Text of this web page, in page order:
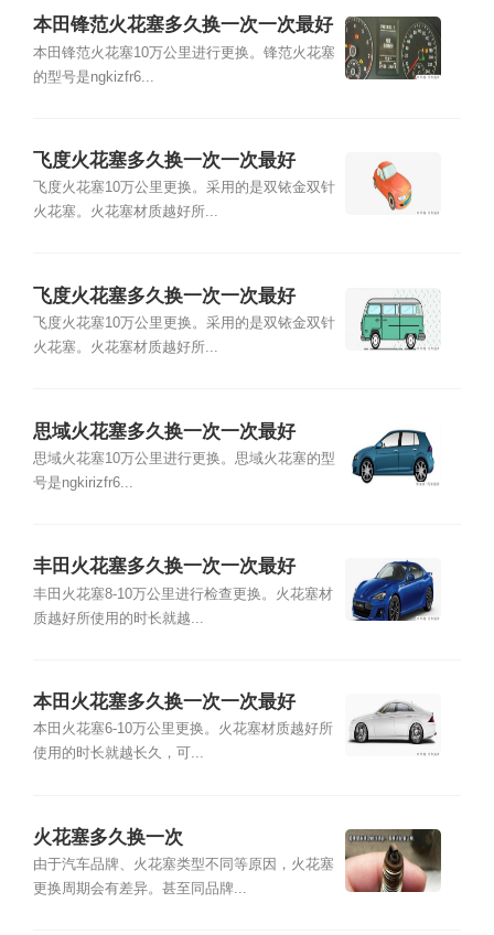
本田锋范火花塞多久换一次一次最好
本田锋范火花塞10万公里进行更换。锋范火花塞
的型号是ngkizfr6...
飞度火花塞多久换一次一次最好
飞度火花塞10万公里更换。采用的是双铱金双针
火花塞。火花塞材质越好所...
飞度火花塞多久换一次一次最好
飞度火花塞10万公里更换。采用的是双铱金双针
火花塞。火花塞材质越好所...
思域火花塞多久换一次一次最好
思域火花塞10万公里进行更换。思域火花塞的型
号是ngkirizfr6...
丰田火花塞多久换一次一次最好
丰田火花塞8-10万公里进行检查更换。火花塞材
质越好所使用的时长就越...
本田火花塞多久换一次一次最好
本田火花塞6-10万公里更换。火花塞材质越好所
使用的时长就越长久，可...
火花塞多久换一次
由于汽车品牌、火花塞类型不同等原因，火花塞
更换周期会有差异。甚至同品牌...